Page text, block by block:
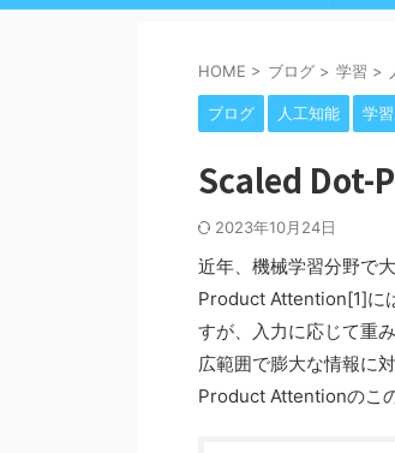
HOME > ブログ > 学習 >
ブログ 人工知能 学習
Scaled Dot-
2023年10月24日
近年、機械学習分野で
Product Attention[1]に
すが、入力に応じて重
広範囲で膨大な情報に
Product Attentionのこ